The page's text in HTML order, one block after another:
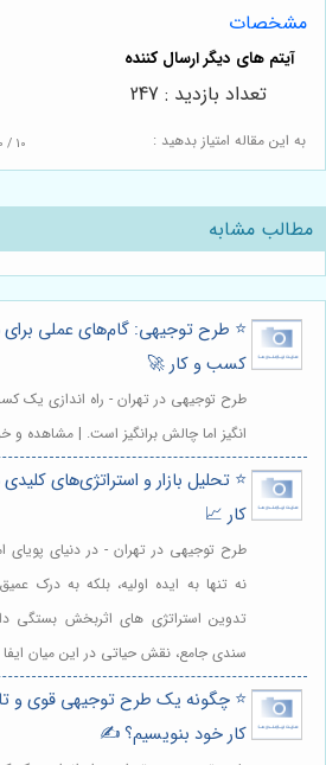
مشخصات
به این مقاله امتیاز بدهید : / 10
تعداد بازدید : 247
مطالب مشابه
⭐️ طرح توجیهی: گام‌های عملی برای
کسب و کار 🚀
طرح توجیهی در تهران - راه اندازی یک
انگیز اما چالش برانگیز است. | مشاهده و
⭐️ تحلیل بازار و استراتژی‌های
کار 📈
طرح توجیهی در تهران - در دنیای
نه تنها به ایده اولیه، بلکه به درک
تدوین استراتژی های اثربخش بستگی
سندی جامع، نقش حیاتی در این میان
⭐️ چگونه یک طرح توجیهی قوی و
کار خود بنویسیم؟ ✍️